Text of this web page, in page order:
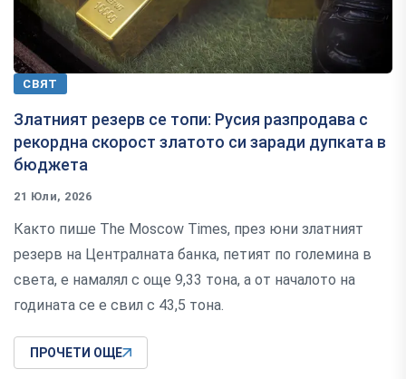
СВЯТ
Златният резерв се топи: Русия разпродава с
рекордна скорост златото си заради дупката в
бюджета
21 Юли, 2026
Както пише The Moscow Times, през юни златният
резерв на Централната банка, петият по големина в
света, е намалял с още 9,33 тона, а от началото на
годината се е свил с 43,5 тона.
ПРОЧЕТИ ОЩЕ